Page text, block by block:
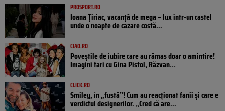
PROSPORT.RO
Ioana Țiriac, vacanță de mega – lux într-un castel
unde o noapte de cazare costă...
CIAO.RO
Poveştile de iubire care au rămas doar o amintire!
Imagini tari cu Gina Pistol, Răzvan...
CLICK.RO
Smiley, în „fustă”! Cum au reacționat fanii și care e
verdictul designerilor. „Cred că are...